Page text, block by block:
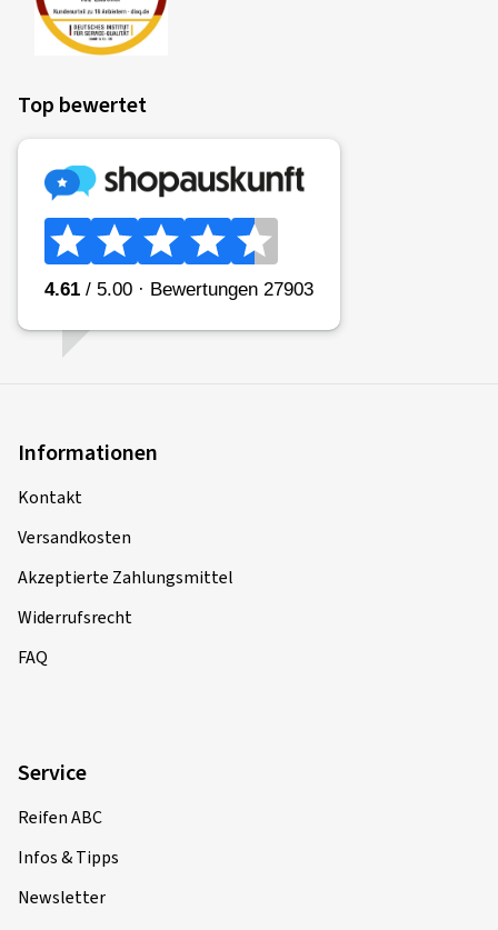
Top bewertet
Informationen
Kontakt
Versandkosten
Akzeptierte Zahlungsmittel
Widerrufsrecht
FAQ
Service
Reifen ABC
Infos & Tipps
Newsletter